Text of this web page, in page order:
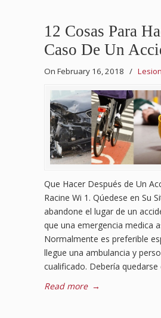
12 Cosas Para
Caso De Un
On February 16, 2018 /
Que Hacer Después de Un
Racine Wi 1. Qúedese en Su
abandone el lugar de un
que una emergencia medica
Normalmente es preferible
llegue una ambulancia y
cualificado. Debería quedarse
Read more →